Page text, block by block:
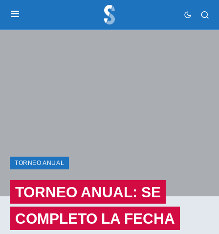
TORNEO ANUAL
TORNEO ANUAL: SE
COMPLETO LA FECHA